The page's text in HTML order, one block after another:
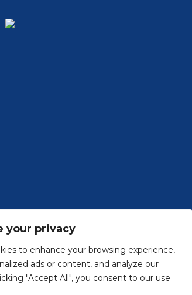
your privacy
to enhance your browsing experience,
ads or content, and analyze our
"Accept All", you consent to our use